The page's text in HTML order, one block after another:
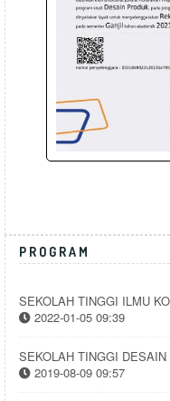
PROGRAM
SEKOLAH TINGGI ILMU
2022-01-05 09:39
SEKOLAH TINGGI
2019-08-09 09:57